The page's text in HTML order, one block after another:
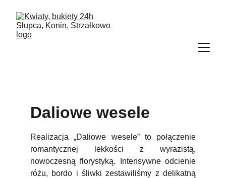
Daliowe wesele
Realizacja „Daliowe wesele” to połączenie
romantycznej lekkości z wyrazistą,
nowoczesną florystyką. Intensywne odcienie
różu, bordo i śliwki zestawiliśmy z delikatną